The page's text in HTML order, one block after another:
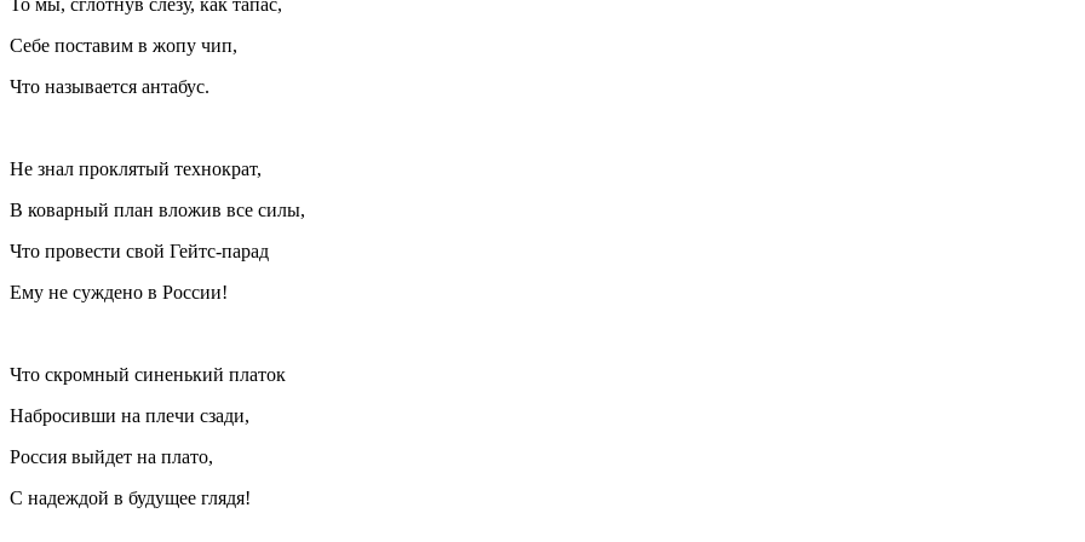
Себе поставим в жопу чип,
Что называется антабус.
Не знал проклятый технократ,
В коварный план вложив все силы,
Что провести свой Гейтс-парад
Ему не суждено в России!
Что скромный синенький платок
Набросивши на плечи сзади,
Россия выйдет на плато,
С надеждой в будущее глядя!